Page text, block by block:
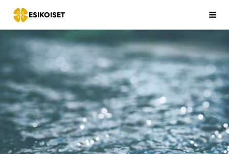
Siirry
sivun
sisältöön
ESIKOISET